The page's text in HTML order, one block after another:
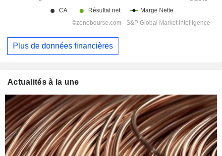
Plus de données financières
Actualités à la une